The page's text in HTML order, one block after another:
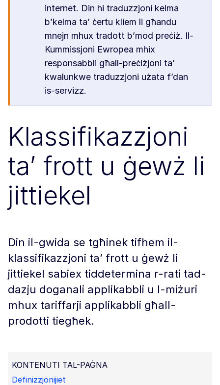
internet. Din hi traduzzjoni kelma
b’kelma ta’ ċertu kliem li għandu
mnejn mhux tradott b’mod preċiż. Il-
Kummissjoni Ewropea mhix
responsabbli għall-preċiżjoni ta’
kwalunkwe traduzzjoni użata f’dan
is-servizz.
Klassifikazzjoni
ta’ frott u ġewż li
jittiekel
Din il-gwida se tgħinek tifhem il-
klassifikazzjoni ta’ frott u ġewż li
jittiekel sabiex tiddetermina r-rati tad-
dazju doganali applikabbli u l-miżuri
mhux tariffarji applikabbli għall-
prodotti tiegħek.
KONTENUTI TAL-PAĠNA
Definizzjonijiet